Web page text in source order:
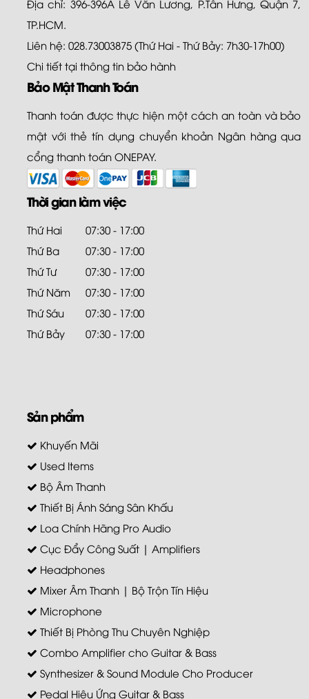
Địa chỉ: 396-396A Lê Văn Lương, P.Tân Hưng, Quận 7,
TP.HCM.
Liên hệ: 028.73003875 (Thứ Hai - Thứ Bảy: 7h30-17h00)
Chi tiết tại thông tin bảo hành
Bảo Mật Thanh Toán
Thanh toán được thực hiện một cách an toàn và bảo
mật với thẻ tín dụng chuyển khoản Ngân hàng qua
cổng thanh toán ONEPAY.
Thời gian làm việc
Thứ Hai
07:30 - 17:00
Thứ Ba
07:30 - 17:00
Thứ Tư
07:30 - 17:00
Thứ Năm
07:30 - 17:00
Thứ Sáu
07:30 - 17:00
Thứ Bảy
07:30 - 17:00
Sản phẩm
Khuyến Mãi
Used Items
Bộ Âm Thanh
Thiết Bị Ánh Sáng Sân Khấu
Loa Chính Hãng Pro Audio
Cục Đẩy Công Suất | Amplifiers
Headphones
Mixer Âm Thanh | Bộ Trộn Tín Hiệu
Microphone
Thiết Bị Phòng Thu Chuyên Nghiệp
Combo Amplifier cho Guitar & Bass
Synthesizer & Sound Module Cho Producer
Pedal Hiệu Ứng Guitar & Bass